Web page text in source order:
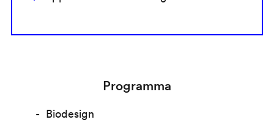
Programma
Biodesign